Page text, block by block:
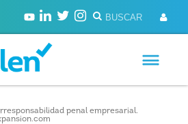
penal empresarial.